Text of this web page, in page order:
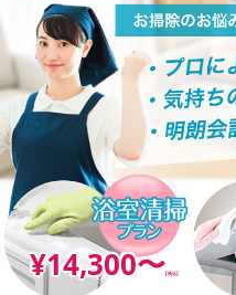
¥14,300〜(税込)